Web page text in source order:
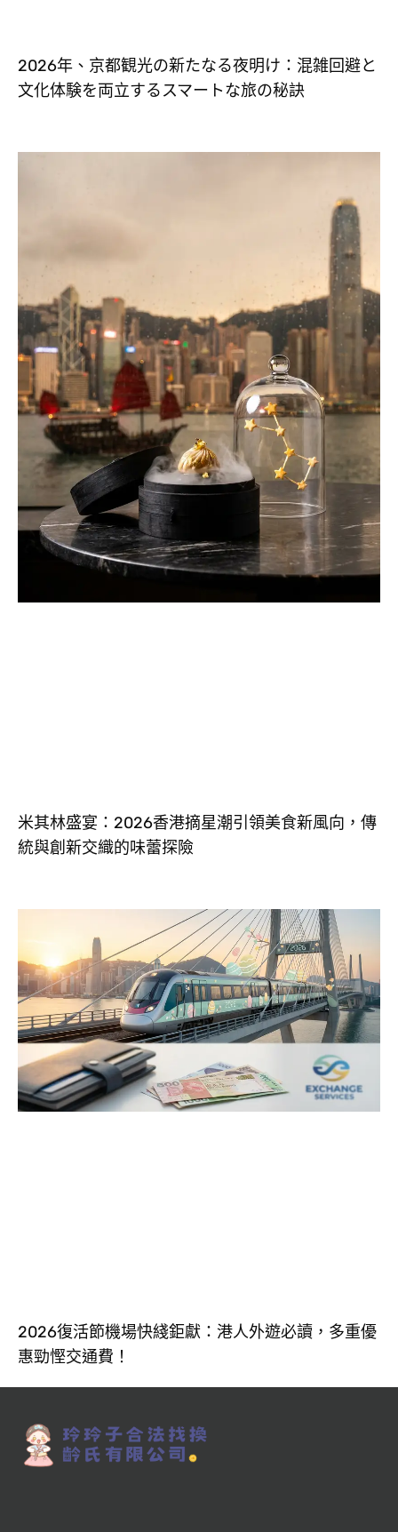
2026年、京都観光の新たなる夜明け：混雑回避と
文化体験を両立するスマートな旅の秘訣
米其林盛宴：2026香港摘星潮引領美食新風向，傳
統與創新交織的味蕾探險
2026復活節機場快綫鉅獻：港人外遊必讀，多重優
惠勁慳交通費！